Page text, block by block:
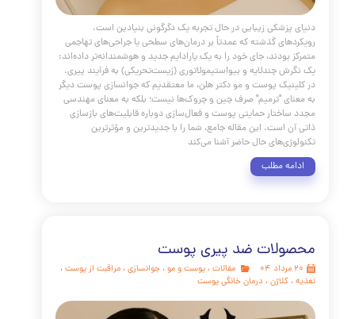
پوست و مو بوتاکس،